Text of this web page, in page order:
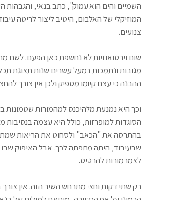
השמיים והים הוא עמוק", כתב בנאי, והגבהות
המוזיקלי של האלבום, היטיב ליצור לריטה
צנועים.
שום וירטואוזיות לא נחשפת כאן הפעם. לשם
מגובות ונתמכות במעל עשרים שנות תצוגת
ההבנה כי עצם קיומו מספיק ולכן אין צורך
וכך היא נמנעת מלהיכנס למהמורות
הסוגדות למופרזות, כולל היא עצמה
בהתרסה את "הכאב" ולסחוט את הריאות
שבעיבוד, היתה מתפתה לכך. אבל האיפוק שבו
לצמרמורות להרטיט.
רק שתי דקות וחצי מתרחש השיר הזה. אין